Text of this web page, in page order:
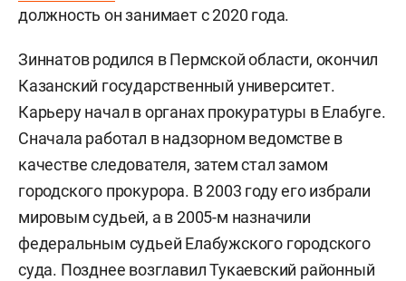
должность он занимает с 2020 года.
Зиннатов родился в Пермской области, окончил
Казанский государственный университет.
Карьеру начал в органах прокуратуры в Елабуге.
Сначала работал в надзорном ведомстве в
качестве следователя, затем стал замом
городского прокурора. В 2003 году его избрали
мировым судьей, а в 2005-м назначили
федеральным судьей Елабужского городского
суда. Позднее возглавил Тукаевский районный